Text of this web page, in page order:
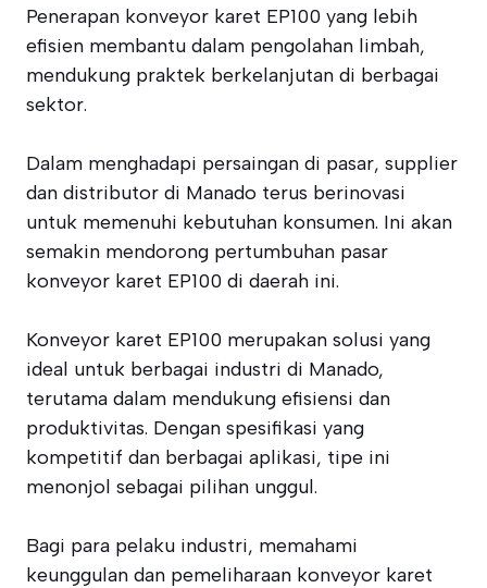
Penerapan konveyor karet EP100 yang lebih
efisien membantu dalam pengolahan limbah,
mendukung praktek berkelanjutan di berbagai
sektor.
Dalam menghadapi persaingan di pasar, supplier
dan distributor di Manado terus berinovasi
untuk memenuhi kebutuhan konsumen. Ini akan
semakin mendorong pertumbuhan pasar
konveyor karet EP100 di daerah ini.
Konveyor karet EP100 merupakan solusi yang
ideal untuk berbagai industri di Manado,
terutama dalam mendukung efisiensi dan
produktivitas. Dengan spesifikasi yang
kompetitif dan berbagai aplikasi, tipe ini
menonjol sebagai pilihan unggul.
Bagi para pelaku industri, memahami
keunggulan dan pemeliharaan konveyor karet